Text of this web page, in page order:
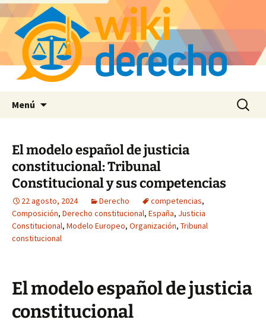
Menú Buscar:
El modelo español de justicia
constitucional: Tribunal
Constitucional y sus competencias
22 agosto, 2024 Derecho competencias,
Composición, Derecho constitucional, España, Justicia
Constitucional, Modelo Europeo, Organización, Tribunal
constitucional
El modelo español de justicia
constitucional